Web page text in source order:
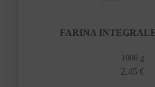
FARINA
1000 g
2,45 €